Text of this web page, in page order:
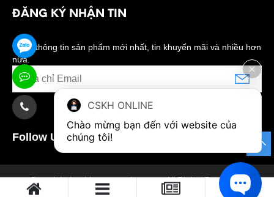
ĐĂNG KÝ NHẬN TIN
Nhận thông tin sản phẩm mới nhất, tin khuyến mãi và nhiều hơn
nữa.
Follow Us:
Copyright banhkemngonnhat.com. All Rights Reserved. 0
CSKH ONLINE
Chào mừng bạn đến với website của
chúng tôi!